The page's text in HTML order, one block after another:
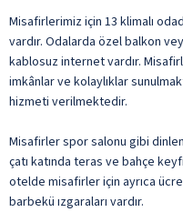
Misafirlerimiz için 13 klimalı
vardır. Odalarda özel balkon
kablosuz internet vardır.
imkânlar ve kolaylıklar
hizmeti verilmektedir.
Misafirler spor salonu gibi
çatı katında teras ve bahçe
otelde misafirler için ayrıca
barbekü ızgaraları vardır.